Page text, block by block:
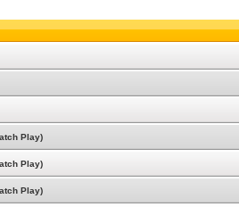
Play)
Play)
Play)